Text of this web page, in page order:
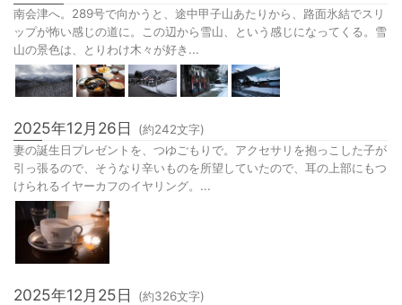
南会津へ。289号で向かうと、途中甲子山あたりから、路面氷結でスリ
ップが怖い感じの道に。この辺から雪山、という感じになってくる。雪
山の景色は、とりわけ木々が好き...
2025年12月26日 (約242文字)
妻の誕生日プレゼントを、つゆごもりで。アクセサリを抱っこした子が
引っ張るので、そうなり辛いものを所望していたので、耳の上部にもつ
けられるイヤーカフのイヤリング。...
2025年12月25日 (約326文字)